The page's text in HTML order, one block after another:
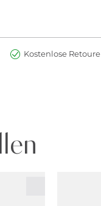
Kostenlose Retoure